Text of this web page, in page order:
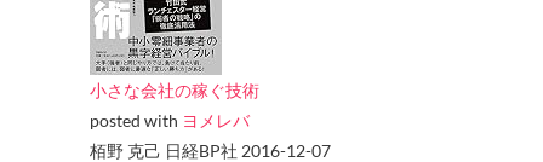
小さな会社の稼ぐ技術
posted with ヨメレバ
栢野 克己 日経BP社 2016-12-07